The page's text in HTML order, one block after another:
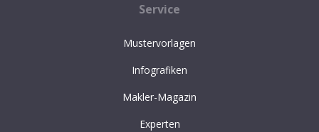
Service
Mustervorlagen
Infografiken
Makler-Magazin
Experten